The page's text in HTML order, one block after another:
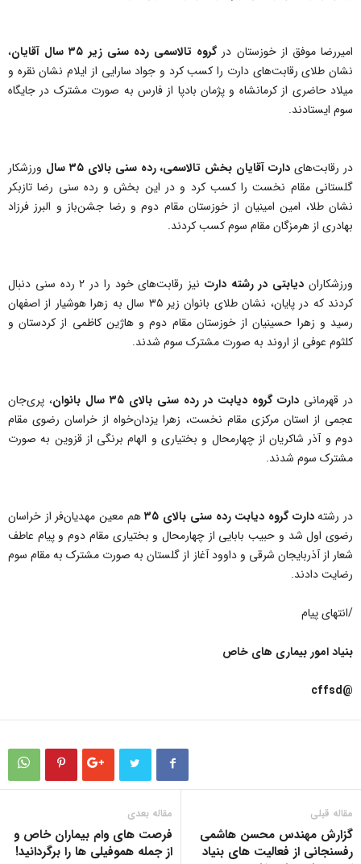
امیررضا موفق از خوزستان درگروه تالاسمی رده سنی زیر ۳۵ سال آقایان
،
نشان طلای رقابت‌های دارت را کسب کرد و جواد سارایی از ایلام نشان نقره و
میلاد حاضری از کرمانشاه و پژمان بادپا از فارس به صورت مشترک در جایگاه
سوم ایستادند.
در رقابت‌های دارت آقایان بخش تالاسمی، رده سنی بالای ۳۵ سال
ورزشکار
گلستانی مقام نخست را کسب کرد و در این بخش و رده سنی رضا تازبکر
نشان طلا، امین امینیان از خوزستان مقام دوم و رضا جشن‌باز و البرز فرزاد
بهادری از هرمزگان مقام سوم کسب کردند.
ورزشکاران دیابتی در رشته دارت
نیز رقابت‌های خود را در ۲ رده سنی دنبال
کردند که در پایان، نشان طلای بانوان زیر ۳۵ سال به زهرا هوشیار از اصفهان
رسید و زهرا حسینیان از خوزستان مقام دوم و هاژین کاظمی از کردستان و
کلثوم عوفی از اروند به صورت مشترک سوم شدند.
در قهرمانی دارت گروه دیابت در رده سنی بالای ۳۵ سال بانوان
، پری‌جان
عجمی از استان مرکزی مقام نخست، زهرا یزدان‌خواه از خراسان رضوی مقام
دوم و آذر شاکریان از چهارمحال و بختیاری و الهام برنگی از قزوین به صورت
مشترک سوم شدند.
در رشتهدارت گروه دیابت رده سنی بالای ۳۵
هم معین مهدیان‌فر از خراسان
رضوی اول شد و حبیب بابایی از چهارمحال و بختیاری مقام دوم و پیام عاطف
شعار از آذربایجان شرقی و داوود آغاز از گلستان به صورت مشترک به مقام سوم
رضایت دادند.
/انتهای پیام
بنیاد امور بیماری های خاص
@cffsd
مقاله قبلی
گزارش مهندس محسن هاشمی
رفسنجانی از فعالیت های بنیاد
مقاله بعدی
فرصت های وام بیماران خاص و
از جمله هموفیلی ها را برگردانید!